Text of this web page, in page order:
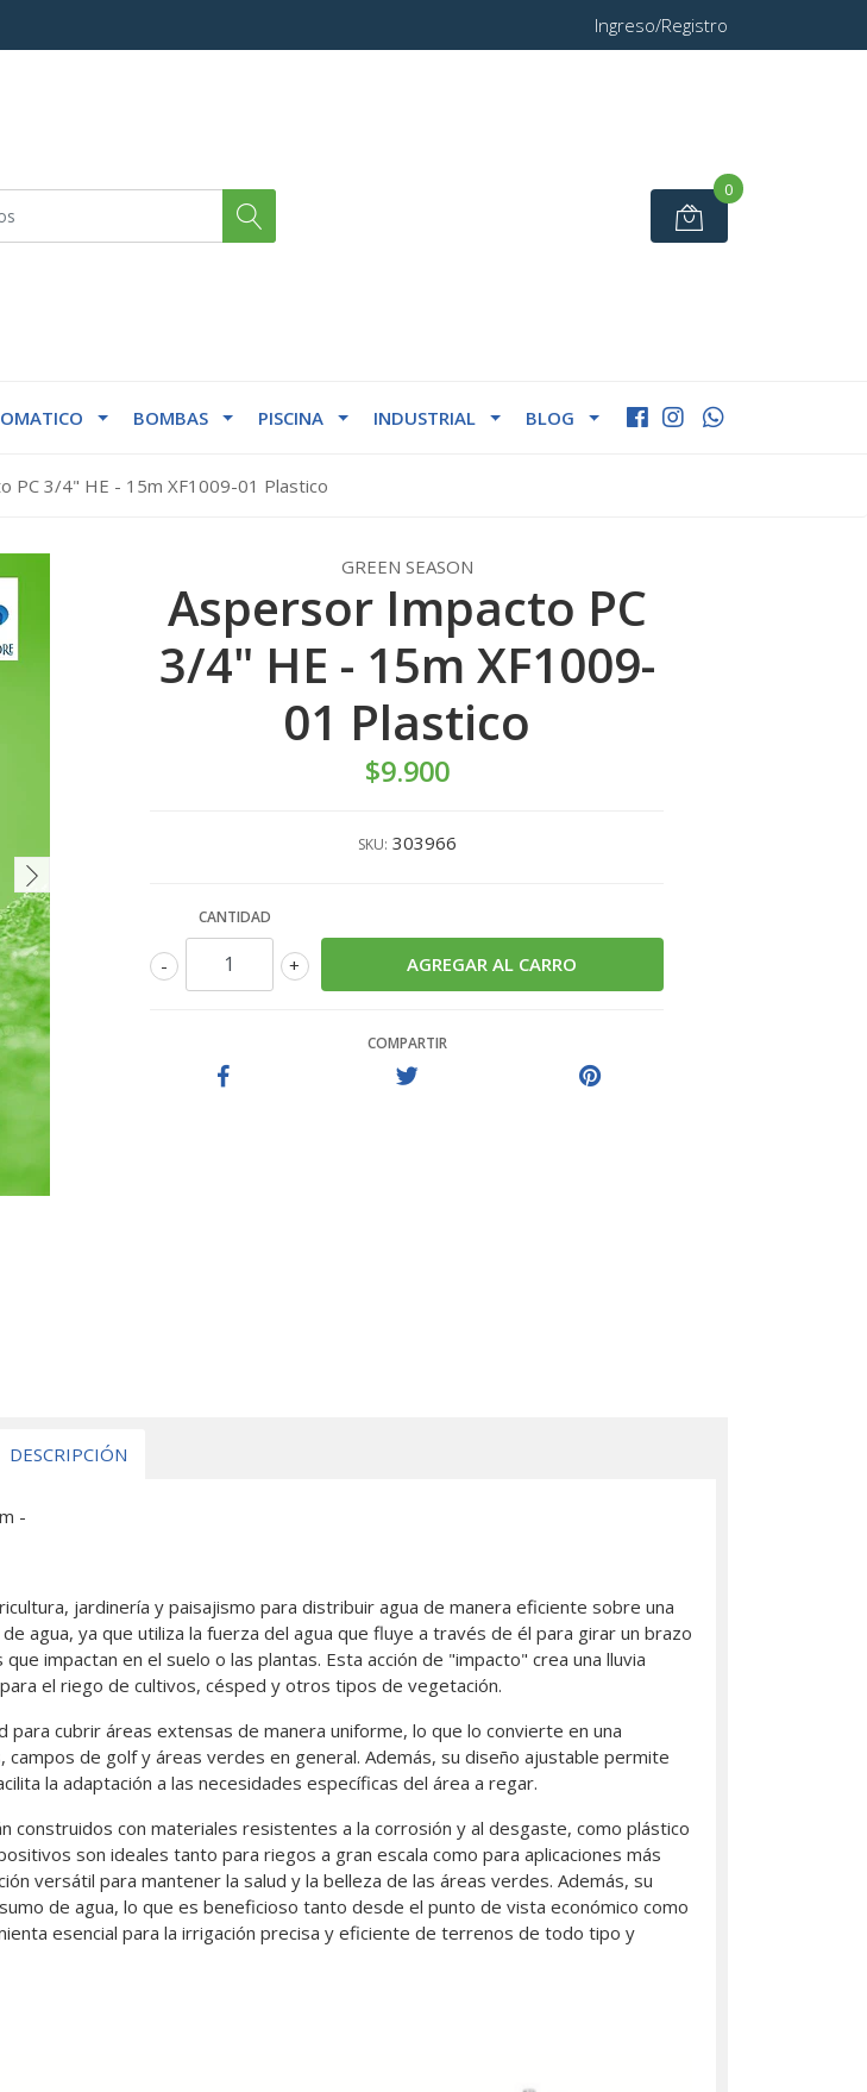
Ingreso/Registro
0
BOMBAS PISCINA INDUSTRIAL BLOG
PC 3/4" HE - 15m XF1009-01 Plastico
GREEN SEASON
Aspersor Impacto PC
3/4" HE - 15m XF1009-
01 Plastico
$9.900
SKU: 303966
CANTIDAD
+
-
COMPARTIR
DESCRIPCIÓN
-
jardinería y paisajismo para distribuir agua de manera eficiente sobre una
agua, ya que utiliza la fuerza del agua que fluye a través de él para girar un brazo
impactan en el suelo o las plantas. Esta acción de "impacto" crea una lluvia
el riego de cultivos, césped y otros tipos de vegetación.
cubrir áreas extensas de manera uniforme, lo que lo convierte en una
de golf y áreas verdes en general. Además, su diseño ajustable permite
la adaptación a las necesidades específicas del área a regar.
con materiales resistentes a la corrosión y al desgaste, como plástico
son ideales tanto para riegos a gran escala como para aplicaciones más
versátil para mantener la salud y la belleza de las áreas verdes. Además, su
de agua, lo que es beneficioso tanto desde el punto de vista económico como
esencial para la irrigación precisa y eficiente de terrenos de todo tipo y